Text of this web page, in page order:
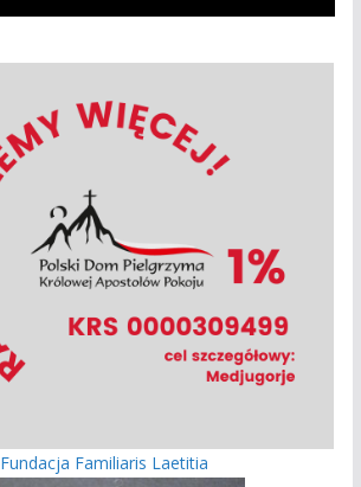
Fundacja Familiaris Laetitia